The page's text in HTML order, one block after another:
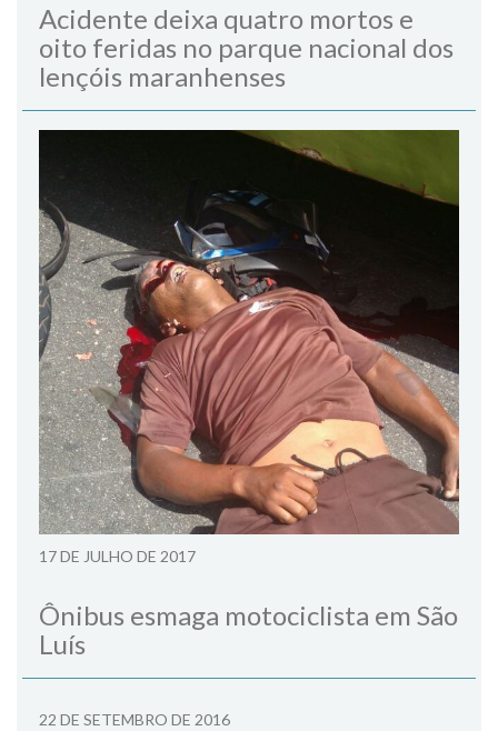
Acidente deixa quatro mortos e
oito feridas no parque nacional dos
lençóis maranhenses
17 DE JULHO DE 2017
Ônibus esmaga motociclista em São
Luís
22 DE SETEMBRO DE 2016